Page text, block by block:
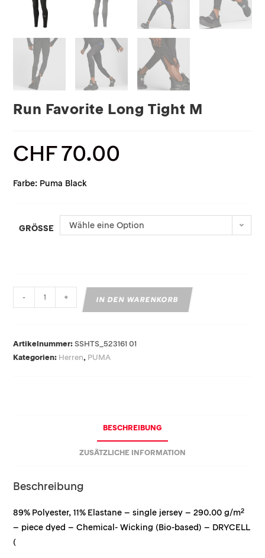
Run Favorite Long Tight M
CHF70.00
Farbe: Puma Black
GRÖSSE Wähle eine Option
- + IN DEN WARENKORB
Artikelnummer:SSHTS_523161 01
Kategorien: Herren, PUMA
BESCHREIBUNG
ZUSÄTZLICHE INFORMATION
Beschreibung
89% Polyester, 11% Elastane – single jersey – 290.00 g/m²
– piece dyed – Chemical- Wicking (Bio-based) – DRYCELL
(